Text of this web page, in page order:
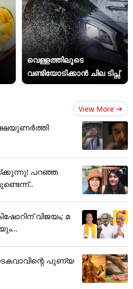
വെള്ളത്തിലൂടെ
വണ്ടിയോടിക്കാൻ ചില ടിപ്സ്
View More
പറഞ്ഞ
വിജയം; മ
പുണ്യ